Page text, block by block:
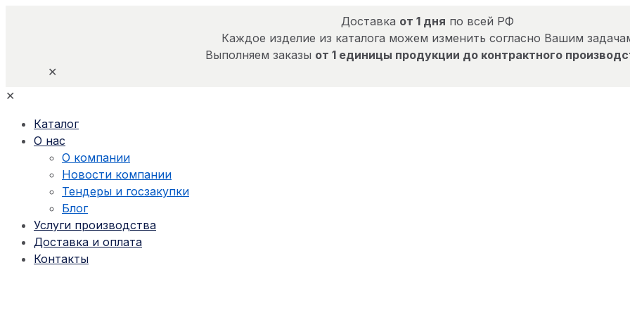
Доставка от 1 дня по всей РФ
Каждое изделие из каталога можем изменить согласно Вашим
Выполняем заказы от 1 единицы продукции до контрактного
✕
✕
Каталог
О нас
О компании
Новости компании
Тендеры и госзакупки
Блог
Услуги производства
Доставка и оплата
Контакты